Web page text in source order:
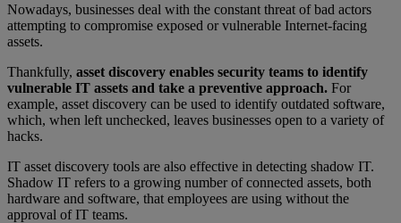
Nowadays, businesses deal with the constant threat of bad actors
attempting to compromise exposed or vulnerable Internet-facing
assets.
Thankfully, asset discovery enables security teams to identify
vulnerable IT assets and take a preventive approach. For
example, asset discovery can be used to identify outdated software,
which, when left unchecked, leaves businesses open to a variety of
hacks.
IT asset discovery tools are also effective in detecting shadow IT.
Shadow IT refers to a growing number of connected assets, both
hardware and software, that employees are using without the
approval of IT teams.